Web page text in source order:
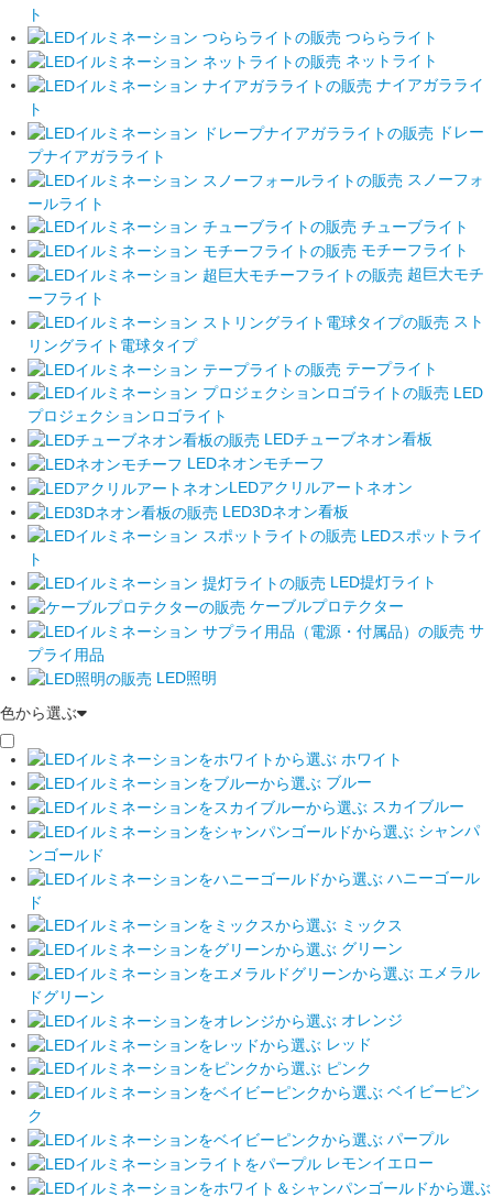
ト
つららライト
ネットライト
ナイアガラライ
ト
ドレー
プナイアガラライト
スノーフォ
ールライト
チューブライト
モチーフライト
超巨大モチ
ーフライト
スト
リングライト電球タイプ
テープライト
LED
プロジェクションロゴライト
LEDチューブネオン看板
LEDネオンモチーフ
LEDアクリルアートネオン
LED3Dネオン看板
LEDスポットライ
ト
LED提灯ライト
ケーブルプロテクター
サ
プライ用品
LED照明
色から選ぶ
ホワイト
ブルー
スカイブルー
シャンパ
ンゴールド
ハニーゴール
ド
ミックス
グリーン
エメラル
ドグリーン
オレンジ
レッド
ピンク
ベイビーピン
ク
パープル
レモンイエロー